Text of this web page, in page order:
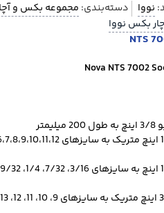
زنرنده نجاری برقی میخکوب و
شارژی
نووا دسته‌بندی: مجموعه بکس و
بکس نووا
Nova NTS 7002
دارای 9 عدد سری بکس درایو 1/4 اینچ متریک به سایزهای